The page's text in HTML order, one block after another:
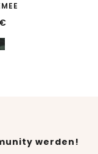
€
werden!